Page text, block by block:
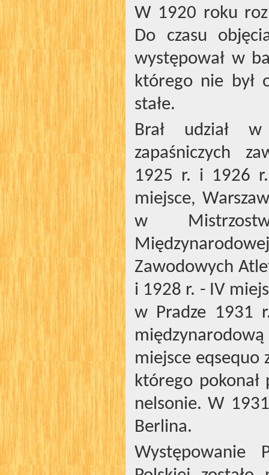
W 1920 roku
Do czasu
występował w
którego nie był
stałe.
Brał udział
zapaśniczych
1925 r. i 1926
miejsce,
w
Zawodowych
i 1928 r. - IV
w Pradze 1931
miejsce eqsequo
którego
nelsonie. W
Berlina.
Występowanie